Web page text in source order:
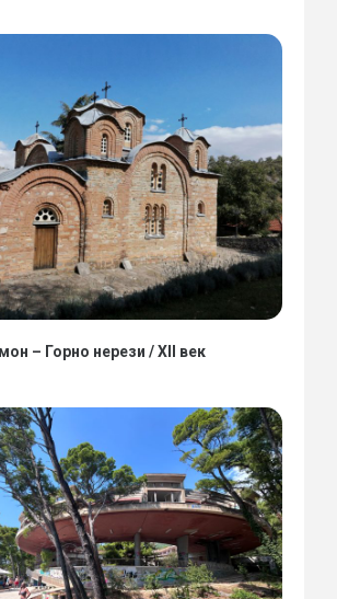
– Горно нерези / XII век